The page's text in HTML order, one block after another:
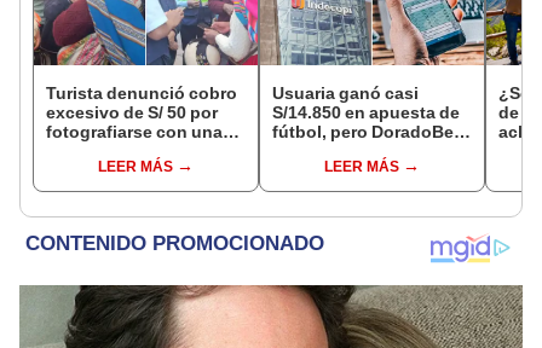
Turista denunció cobro
excesivo de S/ 50 por
fotografiarse con una
Serenazgo recuperó el
dinero
LEER MÁS
Usuaria ganó casi
S/14.850 en apuesta de
fútbol, pero DoradoBet
Indecopi multó a la
empresa con más de S/
LEER MÁS
¿Se
de